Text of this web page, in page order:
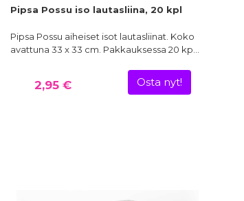
Pipsa Possu iso lautasliina, 20 kpl
Pipsa Possu aiheiset isot lautasliinat. Koko
avattuna 33 x 33 cm. Pakkauksessa 20 kp…
2,95 € Osta nyt!